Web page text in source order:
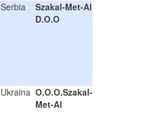
Serbia
Szakal-Met-Al
D.O.O
Ukraina O.O.O.Szakal-
Met-Al